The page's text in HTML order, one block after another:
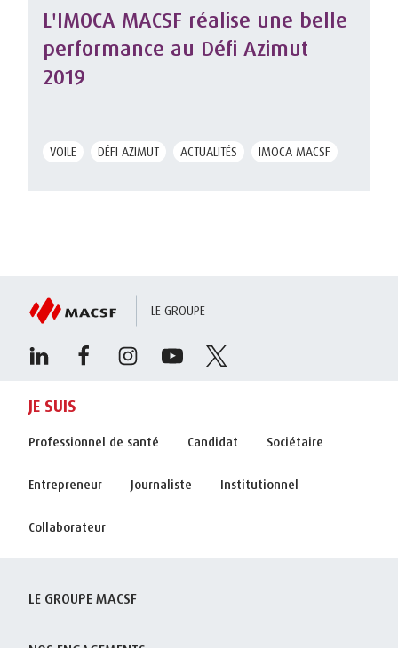
L'IMOCA MACSF réalise une belle
performance au Défi Azimut
2019
VOILE DÉFI AZIMUT ACTUALITÉS IMOCA MACSF
LE GROUPE
JE SUIS
Professionnel de santé Candidat Sociétaire
Entrepreneur Journaliste Institutionnel
Collaborateur
LE GROUPE MACSF